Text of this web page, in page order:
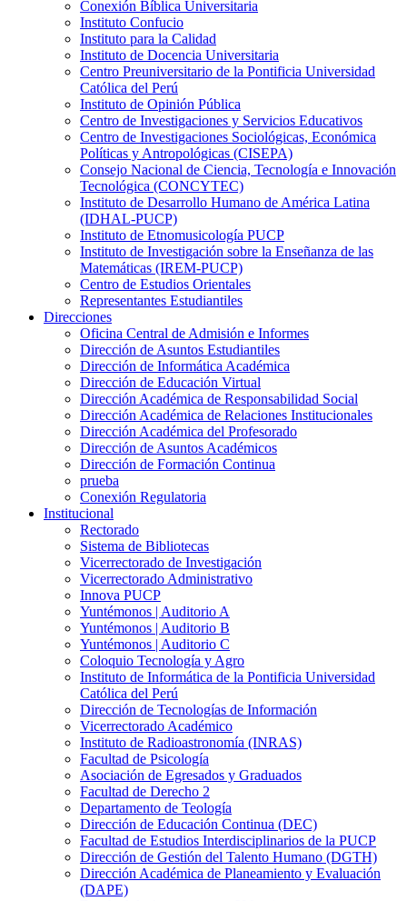
Conexión Bíblica Universitaria
Instituto Confucio
Instituto para la Calidad
Instituto de Docencia Universitaria
Centro Preuniversitario de la Pontificia Universidad
Católica del Perú
Instituto de Opinión Pública
Centro de Investigaciones y Servicios Educativos
Centro de Investigaciones Sociológicas, Económica
Políticas y Antropológicas (CISEPA)
Consejo Nacional de Ciencia, Tecnología e Innovación
Tecnológica (CONCYTEC)
Instituto de Desarrollo Humano de América Latina
(IDHAL-PUCP)
Instituto de Etnomusicología PUCP
Instituto de Investigación sobre la Enseñanza de las
Matemáticas (IREM-PUCP)
Centro de Estudios Orientales
Representantes Estudiantiles
Direcciones
Oficina Central de Admisión e Informes
Dirección de Asuntos Estudiantiles
Dirección de Informática Académica
Dirección de Educación Virtual
Dirección Académica de Responsabilidad Social
Dirección Académica de Relaciones Institucionales
Dirección Académica del Profesorado
Dirección de Asuntos Académicos
Dirección de Formación Continua
prueba
Conexión Regulatoria
Institucional
Rectorado
Sistema de Bibliotecas
Vicerrectorado de Investigación
Vicerrectorado Administrativo
Innova PUCP
Yuntémonos | Auditorio A
Yuntémonos | Auditorio B
Yuntémonos | Auditorio C
Coloquio Tecnología y Agro
Instituto de Informática de la Pontificia Universidad
Católica del Perú
Dirección de Tecnologías de Información
Vicerrectorado Académico
Instituto de Radioastronomía (INRAS)
Facultad de Psicología
Asociación de Egresados y Graduados
Facultad de Derecho 2
Departamento de Teología
Dirección de Educación Continua (DEC)
Facultad de Estudios Interdisciplinarios de la PUCP
Dirección de Gestión del Talento Humano (DGTH)
Dirección Académica de Planeamiento y Evaluación
(DAPE)